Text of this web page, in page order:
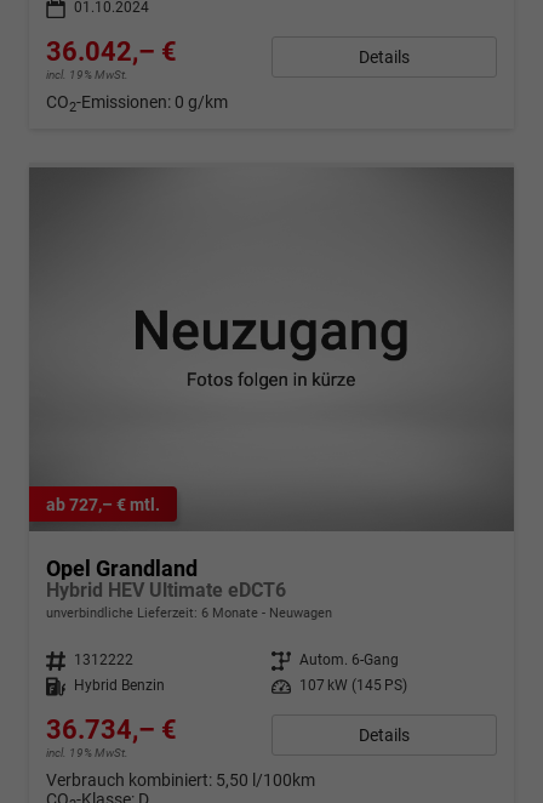
01.10.2024
36.042,– €
incl. 19% MwSt.
Details
CO2-Emissionen: 0 g/km
ab 727,– € mtl.
Opel Grandland
Hybrid HEV Ultimate eDCT6
unverbindliche Lieferzeit: 6 Monate Neuwagen
Fahrzeugnr. 1312222 Getriebe Autom. 6-Gang
Kraftstoff
Hybrid Benzin Leistung 107 kW (145 PS)
36.734,– €
incl. 19% MwSt.
Details
Verbrauch kombiniert: 5,50 l/100km